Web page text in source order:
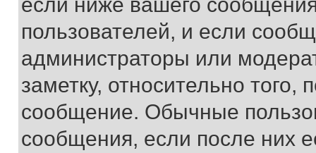
пользователей, и если
администраторы или
заметку, относительно
сообщение. Обычные
сообщения, если после них